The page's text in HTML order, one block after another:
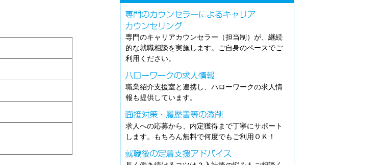
専門のキャリアカウンセラー（担当制）が、継続
的な就職相談を実施します。ご自身のペースでご
利用ください。
職業紹介支援室と連携し、ハローワークの求人情
報も提供しています。
求人への応募から、内定獲得まで丁寧にサポート
します。もちろん無料で何度でもご利用ＯＫ！